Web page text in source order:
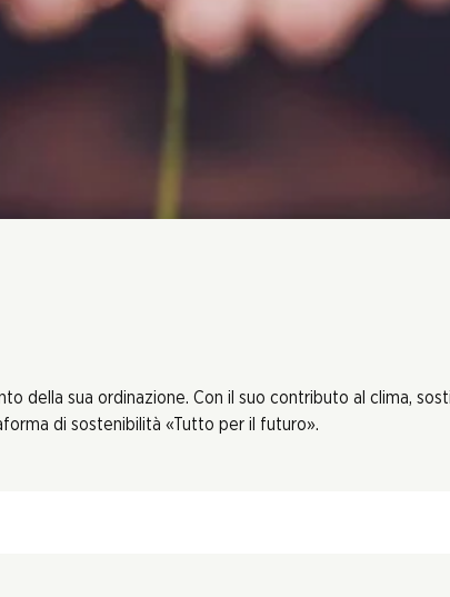
della sua ordinazione. Con il suo contributo al clima,
di sostenibilità «Tutto per il futuro».